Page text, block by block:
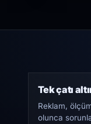
Tek çatı
Reklam,
olunca